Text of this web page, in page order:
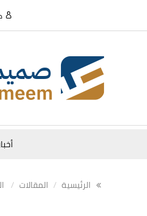
الرئيسية المقالات